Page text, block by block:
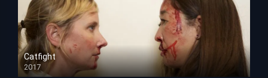
Catfight
2017
HD 720p